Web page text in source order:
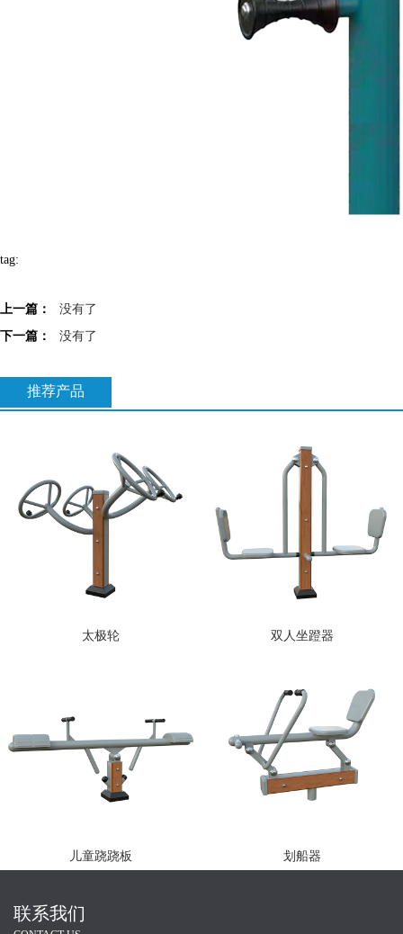
tag:
上一篇：
没有了
下一篇：
没有了
推荐产品
太极轮 双人坐蹬器
儿童跷跷板 划船器
联系我们